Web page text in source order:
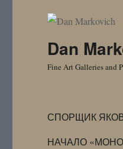
Dan
Fine Art Galleries and
СПОРЩИК
НАЧАЛО